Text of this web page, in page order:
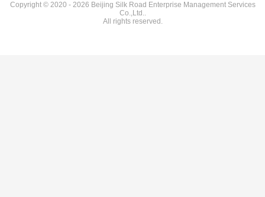
Copyright © 2020 - 2026 Beijing Silk Road Enterprise Management Services
Co.,Ltd..
All rights reserved.